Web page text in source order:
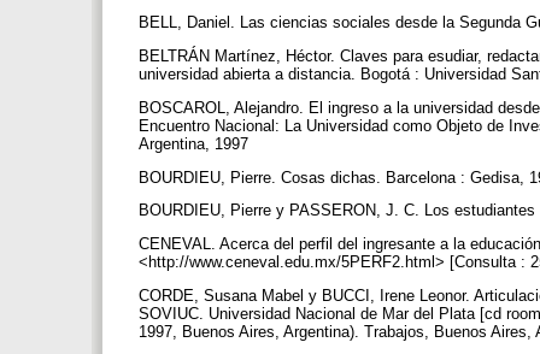
BELL, Daniel. Las ciencias sociales desde la Segunda
BELTRÁN Martínez, Héctor. Claves para esudiar,
universidad abierta a distancia. Bogotá : Universidad
BOSCAROL, Alejandro. El ingreso a la universidad
Encuentro Nacional: La Universidad como Objeto de
Argentina, 1997
BOURDIEU, Pierre. Cosas dichas. Barcelona : Gedisa,
BOURDIEU, Pierre y PASSERON, J. C. Los
CENEVAL. Acerca del perfil del ingresante a la
<http://www.ceneval.edu.mx/5PERF2.html> [Consulta :
CORDE, Susana Mabel y BUCCI, Irene Leonor.
SOVIUC. Universidad Nacional de Mar del Plata [cd
1997, Buenos Aires, Argentina). Trabajos, Buenos